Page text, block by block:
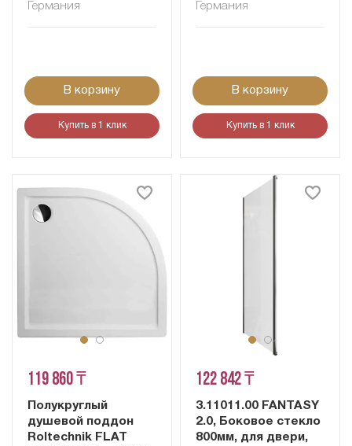
Германия
В корзину
Купить в 1 клик
Германия
В корзину
Купить в 1 клик
119 860 ₸
Полукруглый
душевой поддон
Roltechnik FLAT
122 842 ₸
3.11011.00 FANTASY
2.0, Боковое стекло
800мм, для двери,